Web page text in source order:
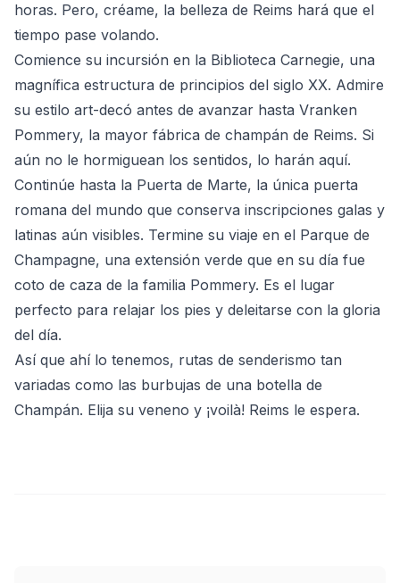
horas. Pero, créame, la belleza de Reims hará que el
tiempo pase volando.
Comience su incursión en la Biblioteca Carnegie, una
magnífica estructura de principios del siglo XX. Admire
su estilo art-decó antes de avanzar hasta Vranken
Pommery, la mayor fábrica de champán de Reims. Si
aún no le hormiguean los sentidos, lo harán aquí.
Continúe hasta la Puerta de Marte, la única puerta
romana del mundo que conserva inscripciones galas y
latinas aún visibles. Termine su viaje en el Parque de
Champagne, una extensión verde que en su día fue
coto de caza de la familia Pommery. Es el lugar
perfecto para relajar los pies y deleitarse con la gloria
del día.
Así que ahí lo tenemos, rutas de senderismo tan
variadas como las burbujas de una botella de
Champán. Elija su veneno y ¡voilà! Reims le espera.